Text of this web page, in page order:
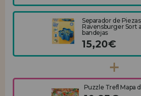
Separador de Piezas
Ravensburger Sort
bandejas
15,20€
Puzzle Trefl Mapa